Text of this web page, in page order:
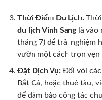
Thời Điểm Du Lịch:Thời
du lịch Vinh Sanglà vào
tháng 7) để trải nghiệm
vườn một cách trọn vẹn
Đặt Dịch Vụ:Đối với các
Bắt Cá, hoặc thuê tàu,
để đảm bảo công tác